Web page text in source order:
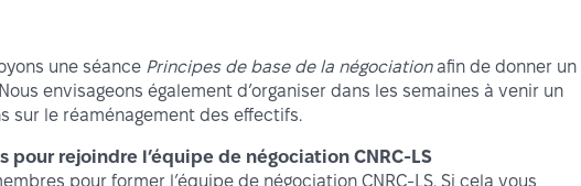
une séance Principes de base de la négociationafin de donner un
envisageons également d’organiser dans les semaines à venir un
sur le réaménagement des effectifs.
pour rejoindre l’équipe de négociation CNRC-LS
pour former l’équipe de négociation CNRC-LS. Si cela vous